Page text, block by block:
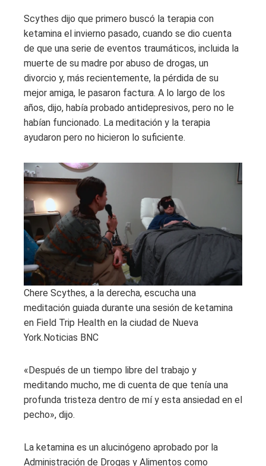
Scythes dijo que primero buscó la terapia con
ketamina el invierno pasado, cuando se dio cuenta
de que una serie de eventos traumáticos, incluida la
muerte de su madre por abuso de drogas, un
divorcio y, más recientemente, la pérdida de su
mejor amiga, le pasaron factura. A lo largo de los
años, dijo, había probado antidepresivos, pero no le
habían funcionado. La meditación y la terapia
ayudaron pero no hicieron lo suficiente.
Chere Scythes, a la derecha, escucha una
meditación guiada durante una sesión de ketamina
en Field Trip Health en la ciudad de Nueva
York. Noticias BNC
«Después de un tiempo libre del trabajo y
meditando mucho, me di cuenta de que tenía una
profunda tristeza dentro de mí y esta ansiedad en el
pecho», dijo.
La ketamina es un alucinógeno aprobado por la
Administración de Drogas y Alimentos como